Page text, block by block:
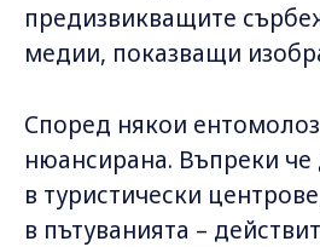
предизвикващите
медии, показващи
Според някои
нюансирана. Въпреки
в туристически
в пътуванията –